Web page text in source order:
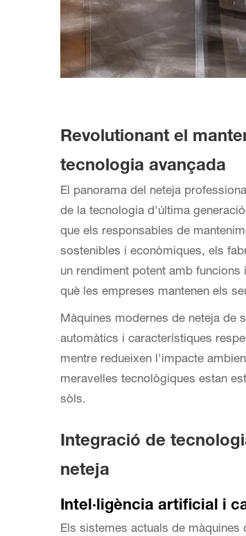
Revolutionant el
tecnologia avançada
El panorama del neteja
de la tecnologia d'última generació
que els responsables de
sostenibles i econòmiques, els
un rendiment potent amb funcions
què les empreses mantenen els
Màquines modernes de neteja de
automàtics i característiques
mentre redueixen l'impacte
meravelles tecnològiques estan
sòls.
Integració de
neteja
Intel·ligència artificial i
Els sistemes actuals de